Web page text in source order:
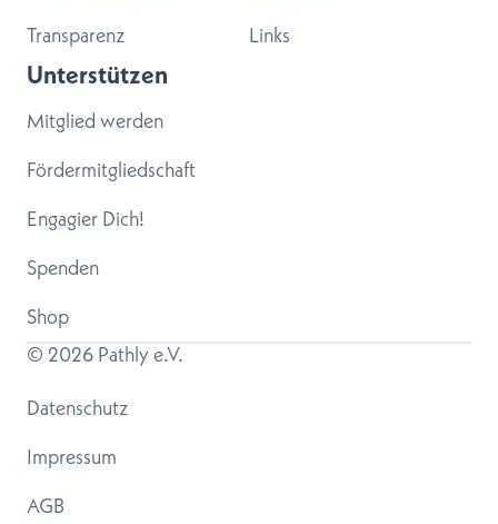
Transparenz
Links
Unterstützen
Mitglied werden
Fördermitgliedschaft
Engagier Dich!
Spenden
Shop
© 2026 Pathly e.V.
Datenschutz
Impressum
AGB